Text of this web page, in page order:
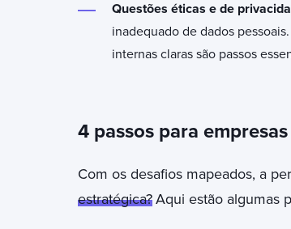
Questões éticas e de
inadequado de dados
internas claras são passos
4 passos para
Com os desafios mapeados, a
estratégica? Aqui estão algumas